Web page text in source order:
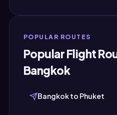
POPULAR ROUTES
Popular Flight
Bangkok
Bangkok to Phuket